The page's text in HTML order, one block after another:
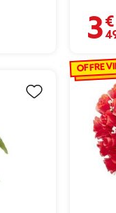
€ à 6,00 €
3,49 €
OFFRE